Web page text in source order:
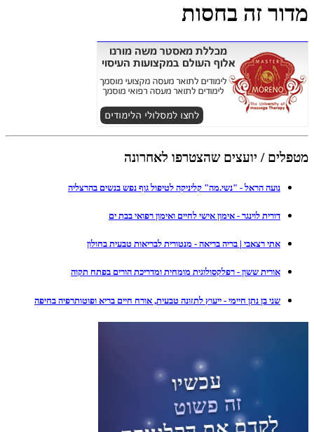
מדור זה בחסות
מטפלים / יועצים שהצטרפו לאחרונה
נועה הראל - "נשי.מה" קליניקה לטיפול גוף נפש בנשים בהרצליה
דורית לוינגר - אימון אישי לחיים ואימון רפואי בבת ים
אתי רצאבי | בריה בריאה - מנטורית לבריאות טבעית בחולון
אורית ששון - רפלקסולוגית מומחית ומדריכת הורים בפתח תקוה
שני בן נתן חיימי - ייעוץ לתזונה טבעית, אורח חיים בריא ופוטותרפיה בחיפה